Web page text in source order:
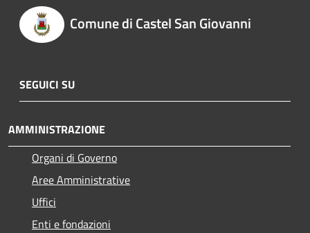
Comune di Castel San Giovanni
SEGUICI SU
AMMINISTRAZIONE
Organi di Governo
Aree Amministrative
Uffici
Enti e fondazioni